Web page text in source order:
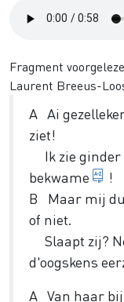
file
Fragment
Laurent Breeus-
A Ai
ziet!
Ik zie ginder
bekwame
B Maar mij
of niet.
Slaapt zij?
d'oogskens
A Van haar